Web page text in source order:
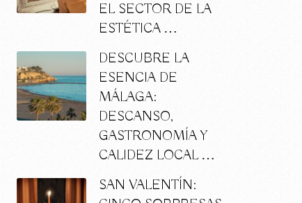
EL SECTOR DE LA
ESTÉTICA …
DESCUBRE LA
ESENCIA DE
MÁLAGA:
DESCANSO,
GASTRONOMÍA Y
CALIDEZ LOCAL …
SAN VALENTÍN: